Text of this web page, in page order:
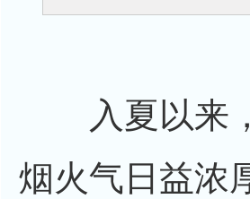
入夏以来，
烟火气日益浓